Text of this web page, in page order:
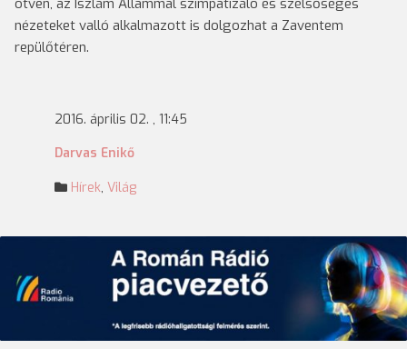
ötven, az Iszlám Állammal szimpatizáló és szélsőséges
nézeteket valló alkalmazott is dolgozhat a Zaventem
repülőtéren.
2016. április 02. , 11:45
Darvas Enikő
Hírek, Világ